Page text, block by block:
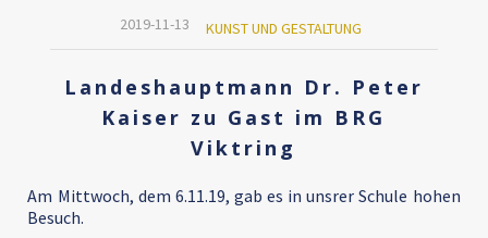
2019-11-13 KUNST UND GESTALTUNG
Landeshauptmann Dr. Peter
Kaiser zu Gast im BRG
Viktring
Am Mittwoch, dem 6.11.19, gab es in unsrer Schule hohen
Besuch.